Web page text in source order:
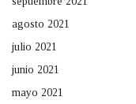
agosto 2021
julio 2021
junio 2021
mayo 2021